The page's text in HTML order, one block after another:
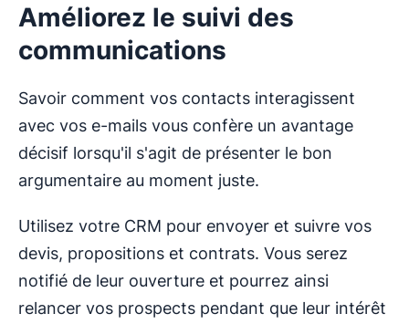
Améliorez le suivi des
communications
Savoir comment vos contacts interagissent
avec vos e-mails vous confère un avantage
décisif lorsqu'il s'agit de présenter le bon
argumentaire au moment juste.
Utilisez votre CRM pour envoyer et suivre vos
devis, propositions et contrats. Vous serez
notifié de leur ouverture et pourrez ainsi
relancer vos prospects pendant que leur intérêt